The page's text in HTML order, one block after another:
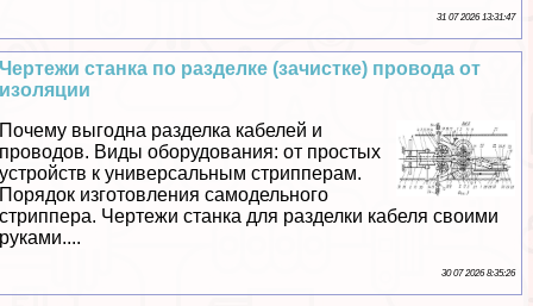
31 07 2026 13:31:47
Чертежи станка по разделке (зачистке) провода от
изоляции
Почему выгодна разделка кабелей и
проводов. Виды оборудования: от простых
устройств к универсальным стpиппepам.
Порядок изготовления самодельного
стpиппepа. Чертежи станка для разделки кабеля своими
руками....
30 07 2026 8:35:26